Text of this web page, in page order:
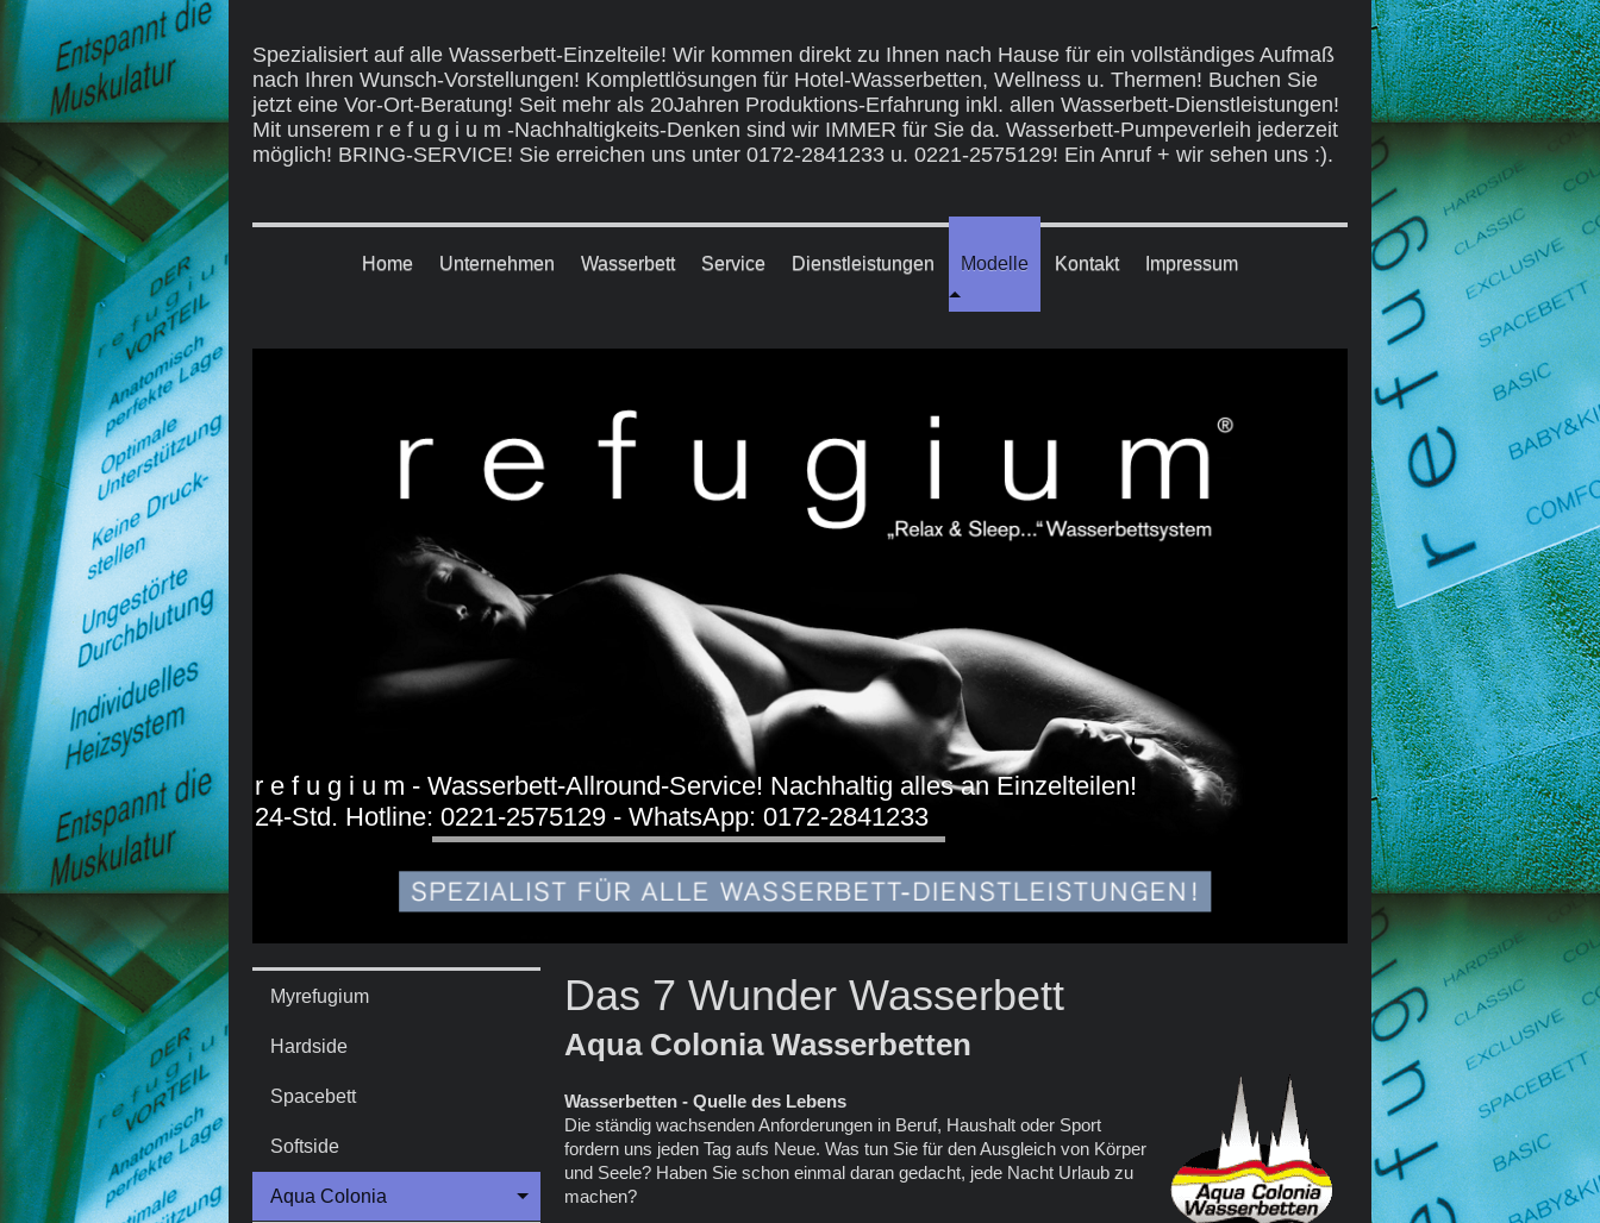
Spezialisiert auf alle Wasserbett-Einzelteile! Wir kommen direkt zu Ihnen nach Hause für ein vollständiges Aufmaß
nach Ihren Wunsch-Vorstellungen! Komplettlösungen für Hotel-Wasserbetten, Wellness u. Thermen! Buchen Sie
jetzt eine Vor-Ort-Beratung! Seit mehr als 20Jahren Produktions-Erfahrung inkl. allen Wasserbett-Dienstleistungen!
Mit unserem r e f u g i u m -Nachhaltigkeits-Denken sind wir IMMER für Sie da. Wasserbett-Pumpeverleih jederzeit
möglich! BRING-SERVICE! Sie erreichen uns unter 0172-2841233 u. 0221-2575129! Ein Anruf + wir sehen uns :).
Home Unternehmen Wasserbett Service Dienstleistungen Modelle Kontakt Impressum
r e f u g i u m - Wasserbett-Allround-Service! Nachhaltig alles an Einzelteilen!
24-Std. Hotline: 0221-2575129 - WhatsApp: 0172-2841233
Das 7 Wunder Wasserbett
Aqua Colonia Wasserbetten
Wasserbetten - Quelle des Lebens
Die ständig wachsenden Anforderungen in Beruf, Haushalt oder Sport
fordern uns jeden Tag aufs Neue. Was tun Sie für den Ausgleich von Körper
und Seele? Haben Sie schon einmal daran gedacht, jede Nacht Urlaub zu
machen?
Myrefugium
Hardside
Spacebett
Softside
Aqua Colonia